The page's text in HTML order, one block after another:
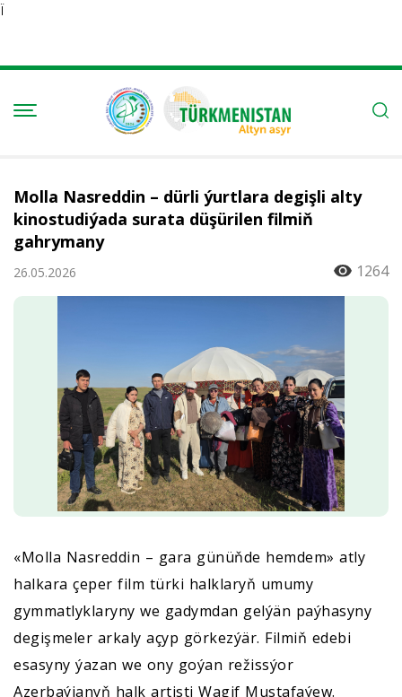
Ï
Molla Nasreddin – dürli ýurtlara degişli alty
kinostudiýada surata düşürilen filmiň
gahrymany
26.05.2026 1264
«Molla Nasreddin – gara günüňde hemdem» atly
halkara çeper film türki halklaryň umumy
gymmatlyklaryny we gadymdan gelýän paýhasyny
degişmeler arkaly açyp görkezýär. Filmiň edebi
esasyny ýazan we ony goýan režissýor
Azerbaýjanyň halk artisti Wagif Mustafaýew.